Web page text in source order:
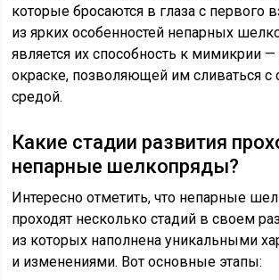
которые бросаются в глаза с первого
из ярких особенностей непарных
является их способность к мимикрии
окраске, позволяющей им сливаться
средой.
Какие стадии развития
непарные шелкопряды?
Интересно отметить, что непарные
проходят несколько стадий в своем
из которых наполнена уникальными
и изменениями. Вот основные этапы: